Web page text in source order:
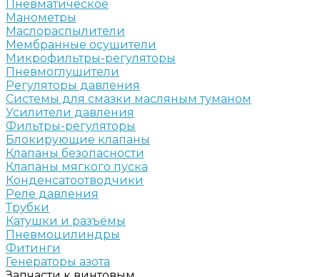
Пневматическое
Манометры
Маслораспылители
Мембранные осушители
Микрофильтры-регуляторы
Пневмоглушители
Регуляторы давления
Системы для смазки масляным туманом
Усилители давления
Фильтры-регуляторы
Блокирующие клапаны
Клапаны безопасности
Клапаны мягкого пуска
Конденсатоотводчики
Реле давления
Трубки
Катушки и разъёмы
Пневмоцилиндры
Фитинги
Генераторы азота